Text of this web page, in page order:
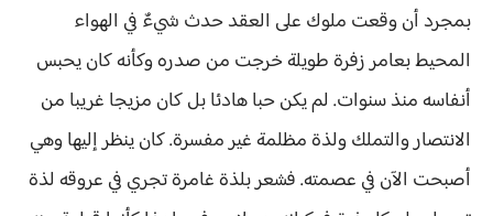
بمجرد أن وقعت ملوك على العقد حدث شيءٌ في الهواء
المحيط بعامر زفرة طويلة خرجت من صدره وكأنه كان يحبس
أنفاسه منذ سنوات. لم يكن حبا هادئا بل كان مزيجا غريبا من
الانتصار والتملك ولذة مظلمة غير مفسرة. كان ينظر إليها وهي
أصبحت الآن في عصمته. فشعر بلذة غامرة تجري في عروقه لذة